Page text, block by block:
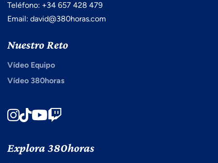
Teléfono: +34 657 428 479
Email: david@380horas.com
Nuestro Reto
Vídeo Equipo
Vídeo 380horas
Instagram
TikTokYoutube
Explora 380horas